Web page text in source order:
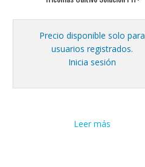
Precio disponible solo para
usuarios registrados.
Inicia sesión
Leer más